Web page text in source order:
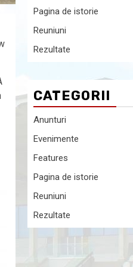
Pagina de istorie
Reuniuni
Rezultate
CATEGORII
Anunturi
Evenimente
Features
Pagina de istorie
Reuniuni
Rezultate